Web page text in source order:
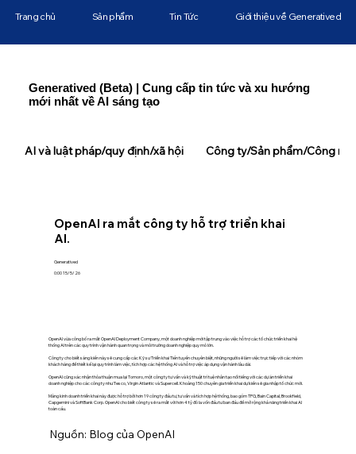
Generatived (Beta) | Cung cấp tin tức và xu hướng
mới nhất về AI sáng tạo
OpenAI ra mắt công ty hỗ trợ triển khai
AI.
Generatived
0:00 15/5/26
OpenAI vừa công bố ra mắt OpenAI Deployment Company, một doanh nghiệp mới tập trung vào việc hỗ trợ các tổ chức triển khai hệ
thống AI trên các quy trình vận hành quan trọng và môi trường doanh nghiệp quy mô lớn.
Công ty cho biết sáng kiến ​​này sẽ cung cấp các Kỹ sư Triển khai Tiền tuyến chuyên biệt, những người sẽ làm việc trực tiếp với các nhóm
khách hàng để thiết kế lại quy trình làm việc, tích hợp các hệ thống AI và hỗ trợ việc áp dụng vận hành lâu dài.
OpenAI cũng xác nhận thỏa thuận mua lại Tomoro, một công ty tư vấn và kỹ thuật trí tuệ nhân tạo nổi tiếng với các dự án triển khai
doanh nghiệp cho các công ty như Tesco, Virgin Atlantic và Supercell. Khoảng 150 chuyên gia triển khai dự kiến ​​sẽ gia nhập tổ chức mới.
Mảng kinh doanh triển khai này được hỗ trợ bởi hơn 19 công ty đầu tư, tư vấn và tích hợp hệ thống, bao gồm TPG, Bain Capital, Brookfield,
Capgemini và SoftBank Corp. OpenAI cho biết công ty sẽ ra mắt với hơn 4 tỷ đô la vốn đầu tư ban đầu để mở rộng khả năng triển khai AI
toàn cầu.
Nguồn: Blog của OpenAI
Trang chủ Sản phẩm Tin Tức Giới thiệu về Generatived
AI và luật pháp/quy định/xã hội Công ty/Sản phẩm/Công